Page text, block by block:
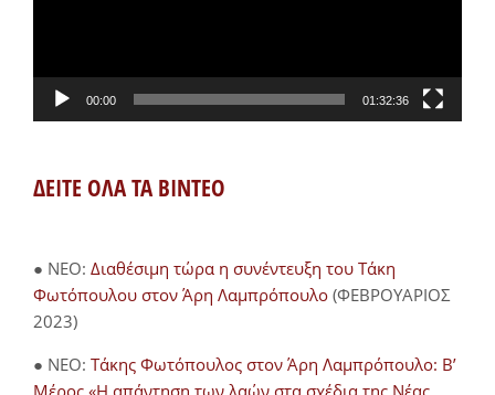
00:00 01:32:36
ΔΕΙΤΕ ΟΛΑ ΤΑ ΒΙΝΤΕΟ
● NEO: Διαθέσιμη τώρα η συνέντευξη του Τάκη
Φωτόπουλου στον Άρη Λαμπρόπουλο (ΦΕΒΡΟΥΑΡΙΟΣ
2023)
● NEO: Τάκης Φωτόπουλος στον Άρη Λαμπρόπουλο: Β’